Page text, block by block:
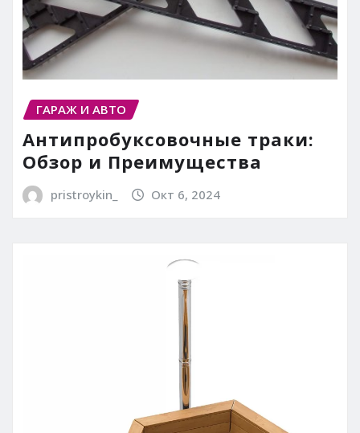
ГАРАЖ И АВТО
Антипробуксовочные траки:
Обзор и Преимущества
pristroykin_ Окт 6, 2024